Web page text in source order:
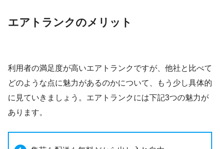
エアトランクのメリット
利用者の満足度が高いエアトランクですが、他社と比べて
どのような点に魅力があるのかについて、もう少し具体的
に見ていきましょう。エアトランクには下記3つの魅力が
あります。